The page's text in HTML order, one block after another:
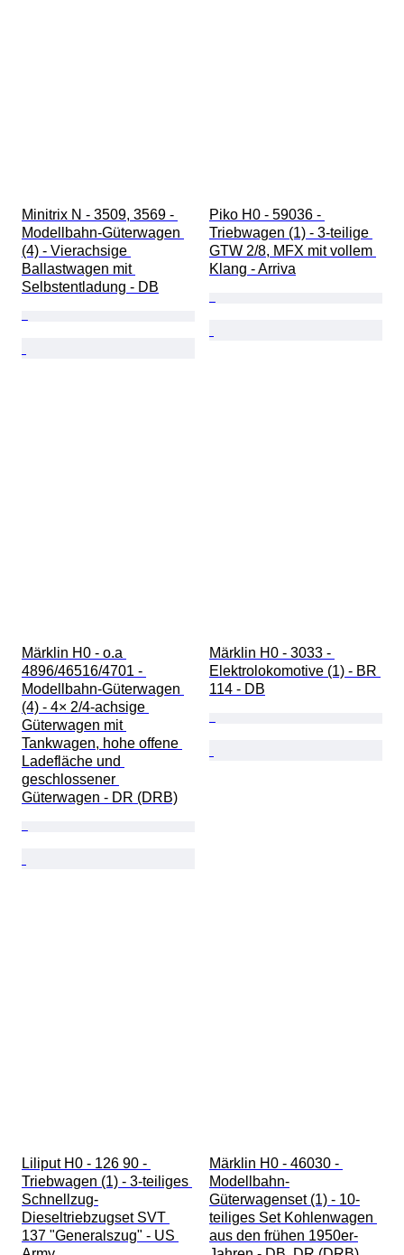
Minitrix N - 3509, 3569 -
Modellbahn-Güterwagen
(4) - Vierachsige
Ballastwagen mit
Selbstentladung - DB
Piko H0 - 59036 -
Triebwagen (1) - 3-teilige
GTW 2/8, MFX mit vollem
Klang - Arriva
Märklin H0 - o.a
4896/46516/4701 -
Modellbahn-Güterwagen
(4) - 4× 2/4‑achsige
Güterwagen mit
Tankwagen, hohe offene
Ladefläche und
geschlossener
Güterwagen - DR (DRB)
Märklin H0 - 3033 -
Elektrolokomotive (1) - BR
114 - DB
Liliput H0 - 126 90 -
Triebwagen (1) - 3-teiliges
Schnellzug-
Dieseltriebzugset SVT
137 "Generalszug" - US
Märklin H0 - 46030 -
Modellbahn-
Güterwagenset (1) - 10-
teiliges Set Kohlenwagen
aus den frühen 1950er-